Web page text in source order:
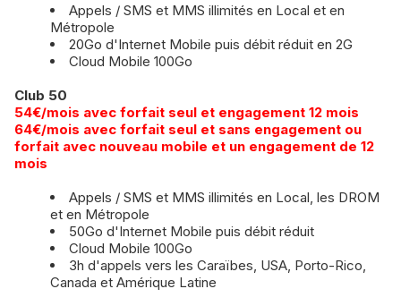
Appels / SMS et MMS illimités en Local et en
Métropole
20Go d'Internet Mobile puis débit réduit en 2G
Cloud Mobile 100Go
Club 50
54€/mois avec forfait seul et engagement 12 mois
​​64€/mois avec forfait seul et sans engagement ou
forfait avec nouveau mobile et un engagement de 12
mois
Appels / SMS et MMS illimités en Local, les DROM
et en Métropole
50Go d'Internet Mobile puis débit réduit
Cloud Mobile 100Go
3h d'appels vers les Caraïbes, USA, Porto-Rico,
Canada et Amérique Latine